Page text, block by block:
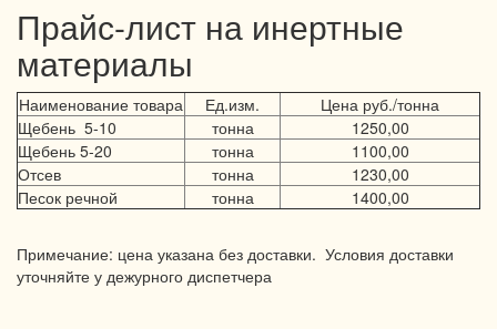
Прайс-лист на инертные
материалы
Наименование товара Ед.изм.
Цена руб./тонна
Щебень 5-10
тонна
1250,00
Щебень 5-20
тонна
1100,00
Отсев
тонна
1230,00
Песок речной
тонна 1400,00
Примечание: цена указана без доставки. Условия доставки
уточняйте у дежурного диспетчера